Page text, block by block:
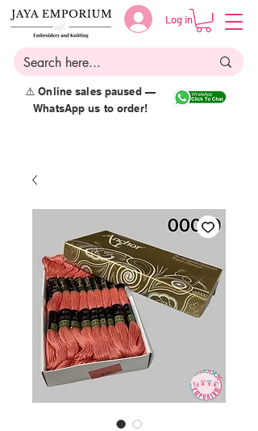
Log in
⚠️ Online sales paused —
WhatsApp us to order!